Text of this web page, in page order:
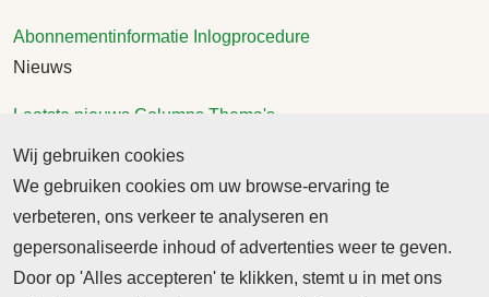
Wij gebruiken cookies
We gebruiken cookies om uw browse-ervaring te
verbeteren, ons verkeer te analyseren en
gepersonaliseerde inhoud of advertenties weer te geven.
Door op 'Alles accepteren' te klikken, stemt u in met ons
Abonnementinformatie Inlogprocedure
Nieuws
Laatste nieuws Columns Thema's
Meld u aan voor onze nieuwsbrief
Ontvang 2 keer per maand de nieuwsbrief met
persberichten, actualiteiten, nieuws en personalia uit het
beroepsonderwijs.